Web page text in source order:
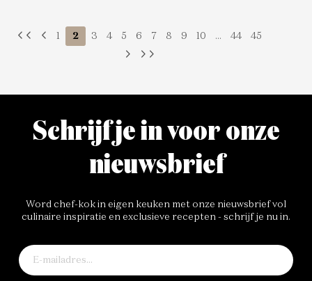
1 2 3 4 5 6 7 8 9 10 ... 44 45
Schrijf je in voor onze
nieuwsbrief
Word chef-kok in eigen keuken met onze nieuwsbrief vol
culinaire inspiratie en exclusieve recepten - schrijf je nu in.